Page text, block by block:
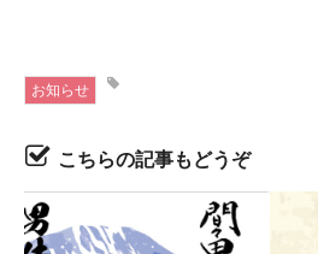
お知らせ
こちらの記事もどうぞ